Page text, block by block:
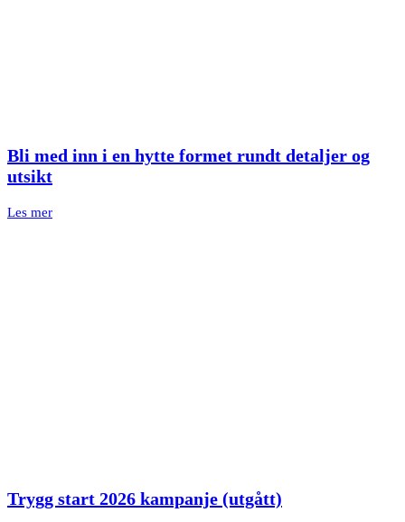
Bli med inn i en hytte formet rundt detaljer og
utsikt
Les mer
Trygg start 2026 kampanje (utgått)